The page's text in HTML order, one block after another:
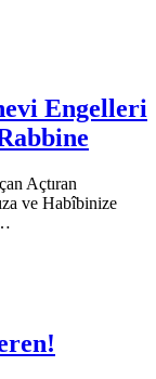
Engelleri
Açtıran
ve Habîbinize